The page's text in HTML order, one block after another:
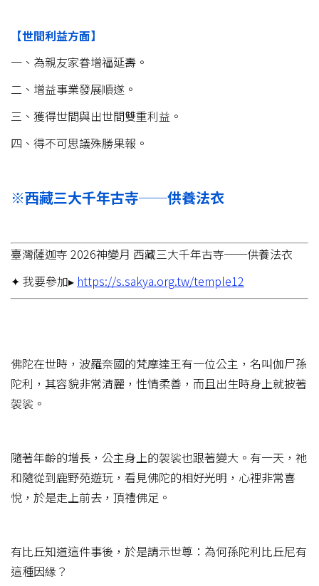
【世間利益方面】
一、為親友家眷增福延壽。
二、增益事業發展順遂。
三、獲得世間與出世間雙重利益。
四、得不可思議殊勝果報。
※西藏三大千年古寺──供養法衣
臺灣薩迦寺 2026神變月 西藏三大千年古寺──供養法衣
✦ 我要參加▸ https://s.sakya.org.tw/temple12
佛陀在世時，波羅奈國的梵摩達王有一位公主，名叫伽尸孫
陀利，其容貌非常清麗，性情柔善，而且出生時身上就披著
袈裟。
隨著年齡的增長，公主身上的袈裟也跟著變大。有一天，祂
和隨從到鹿野苑遊玩，看見佛陀的相好光明，心裡非常喜
悅，於是走上前去，頂禮佛足。
有比丘知道這件事後，於是請示世尊：為何孫陀利比丘尼有
這種因緣？